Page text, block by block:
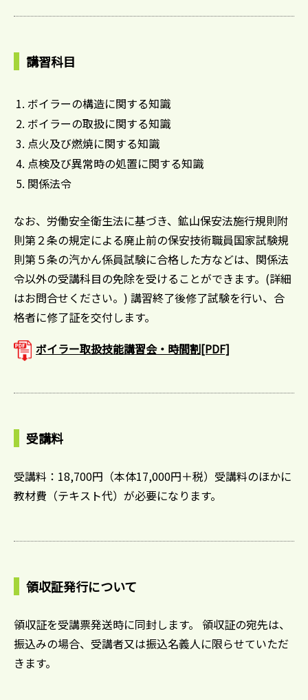
講習科目
ボイラーの構造に関する知識
ボイラーの取扱に関する知識
点火及び燃焼に関する知識
点検及び異常時の処置に関する知識
関係法令
なお、労働安全衛生法に基づき、鉱山保安法施行規則附
則第２条の規定による廃止前の保安技術職員国家試験規
則第５条の汽かん係員試験に合格した方などは、関係法
令以外の受講科目の免除を受けることができます。(詳細
はお問合せください。) 講習終了後修了試験を行い、合
格者に修了証を交付します。
ボイラー取扱技能講習会・時間割[PDF]
受講料
受講料：18,700円（本体17,000円＋税）受講料のほかに
教材費（テキスト代）が必要になります。
領収証発行について
領収証を受講票発送時に同封します。 領収証の宛先は、
振込みの場合、受講者又は振込名義人に限らせていただ
きます。